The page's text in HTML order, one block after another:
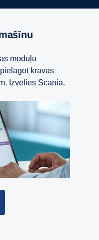
moduļu
kravas
Izvēlies Scania.